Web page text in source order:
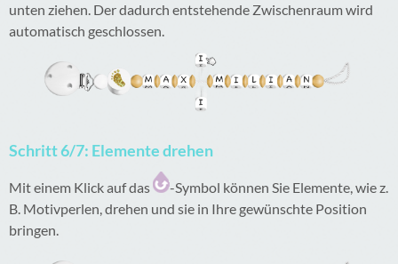
unten ziehen. Der dadurch entstehende Zwischenraum wird
automatisch geschlossen.
Schritt 6/7: Elemente drehen
Mit einem Klick auf das
-Symbol können Sie Elemente, wie z.
B. Motivperlen, drehen und sie in Ihre gewünschte Position
bringen.